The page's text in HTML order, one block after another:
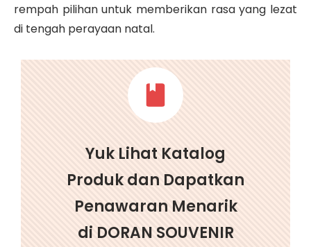
rempah pilihan untuk memberikan rasa yang lezat
di tengah perayaan natal.
Yuk Lihat Katalog
Produk dan Dapatkan
Penawaran Menarik
di DORAN SOUVENIR